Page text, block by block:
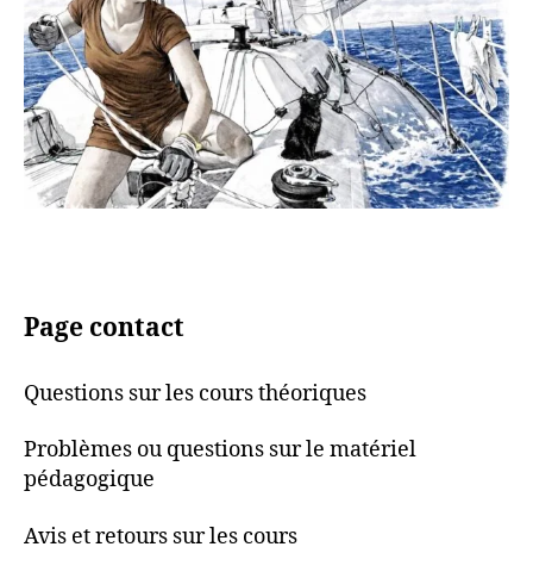
Page contact
Questions sur les cours théoriques
Problèmes ou questions sur le matériel
pédagogique
Avis et retours sur les cours